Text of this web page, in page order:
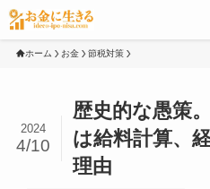
ホーム お金 節税対策
歴史的な愚策
は給料計算、
理由
2024
4/10